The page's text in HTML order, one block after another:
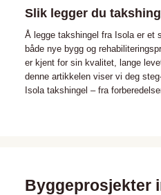
Slik legger du
Å legge takshingel fra Isola er et
både nye bygg og
er kjent for sin kvalitet, lange
denne artikkelen viser vi deg
Isola takshingel – fra
Byggeprosjekter